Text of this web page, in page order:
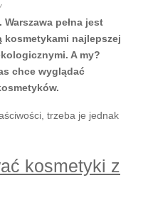
pełna jest
najlepszej
A my?
chce wyglądać
trzeba je jednak
kosmetyki z